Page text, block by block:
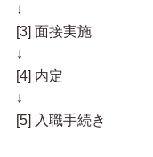
↓
[3] 面接実施
↓
[4] 内定
↓
[5] 入職手続き